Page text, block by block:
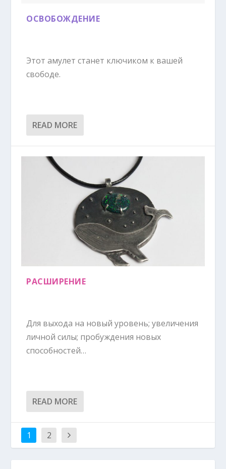
ОСВОБОЖДЕНИЕ
Этот амулет станет ключиком к вашей
свободе.
READ MORE
РАСШИРЕНИЕ
Для выхода на новый уровень; увеличения
личной силы; пробуждения новых
способностей…
READ MORE
1 2